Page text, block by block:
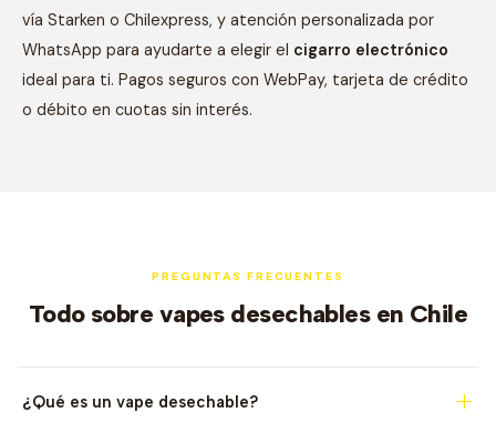
vía Starken o Chilexpress, y atención personalizada por
WhatsApp para ayudarte a elegir el cigarro electrónico
ideal para ti. Pagos seguros con WebPay, tarjeta de crédito
o débito en cuotas sin interés.
PREGUNTAS FRECUENTES
Todo sobre vapes desechables en Chile
¿Qué es un vape desechable?